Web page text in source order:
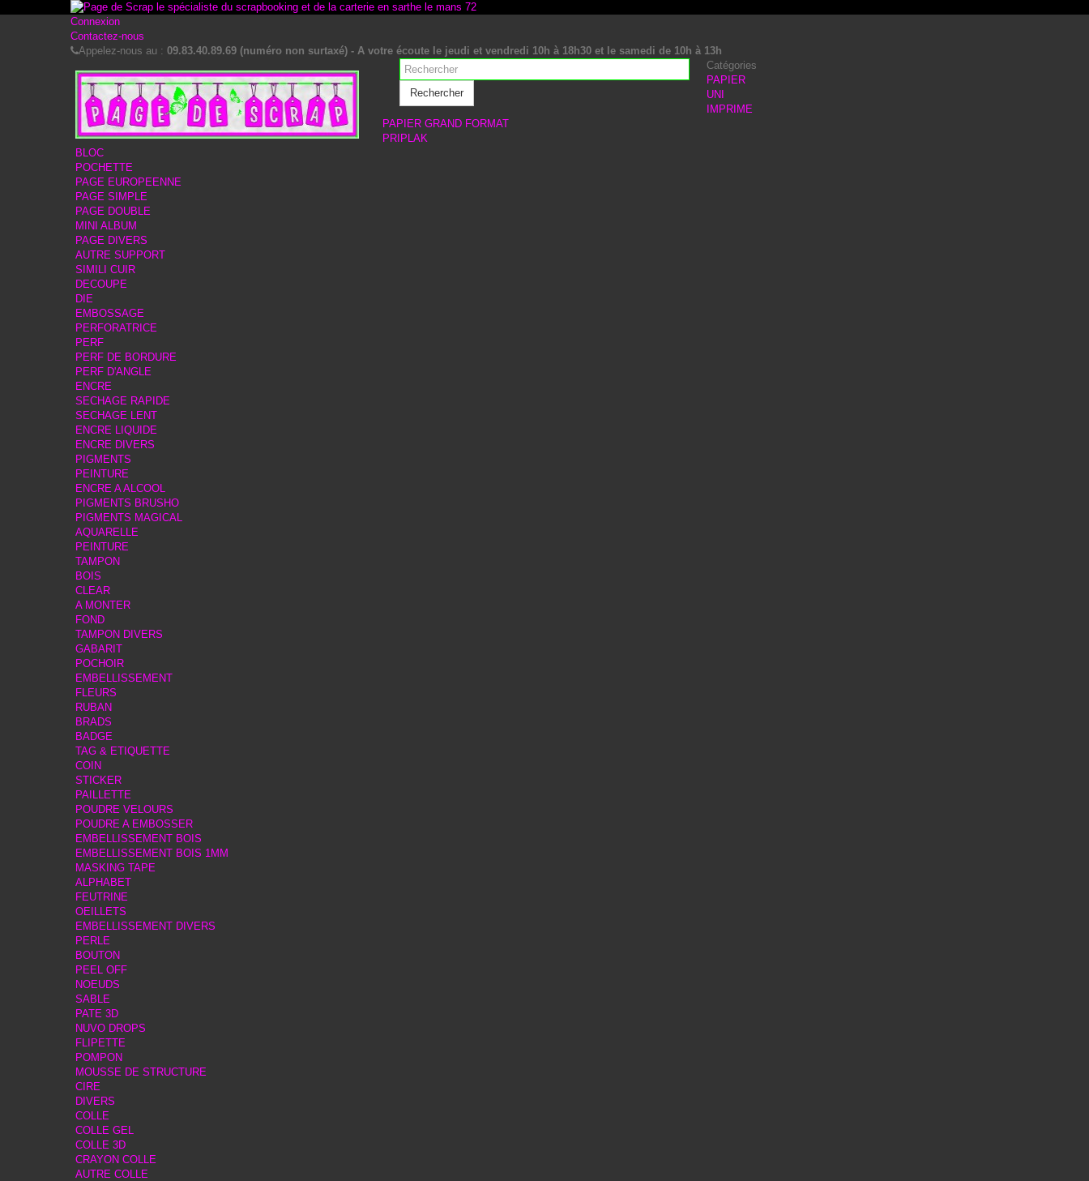
Connexion
Contactez-nous
Appelez-nous au : 09.83.40.89.69 (numéro non surtaxé) - A votre écoute le jeudi et vendredi 10h à 18h30 et le samedi de 10h à 13h
Rechercher
Catégories
PAPIER
UNI
IMPRIME
PAPIER GRAND FORMAT
PRIPLAK
BLOC
POCHETTE
PAGE EUROPEENNE
PAGE SIMPLE
PAGE DOUBLE
MINI ALBUM
PAGE DIVERS
AUTRE SUPPORT
SIMILI CUIR
DECOUPE
DIE
EMBOSSAGE
PERFORATRICE
PERF
PERF DE BORDURE
PERF D'ANGLE
ENCRE
SECHAGE RAPIDE
SECHAGE LENT
ENCRE LIQUIDE
ENCRE DIVERS
PIGMENTS
PEINTURE
ENCRE A ALCOOL
PIGMENTS BRUSHO
PIGMENTS MAGICAL
AQUARELLE
PEINTURE
TAMPON
BOIS
CLEAR
A MONTER
FOND
TAMPON DIVERS
GABARIT
POCHOIR
EMBELLISSEMENT
FLEURS
RUBAN
BRADS
BADGE
TAG & ETIQUETTE
COIN
STICKER
PAILLETTE
POUDRE VELOURS
POUDRE A EMBOSSER
EMBELLISSEMENT BOIS
EMBELLISSEMENT BOIS 1MM
MASKING TAPE
ALPHABET
FEUTRINE
OEILLETS
EMBELLISSEMENT DIVERS
PERLE
BOUTON
PEEL OFF
NOEUDS
SABLE
PATE 3D
NUVO DROPS
FLIPETTE
POMPON
MOUSSE DE STRUCTURE
CIRE
DIVERS
COLLE
COLLE GEL
COLLE 3D
CRAYON COLLE
AUTRE COLLE